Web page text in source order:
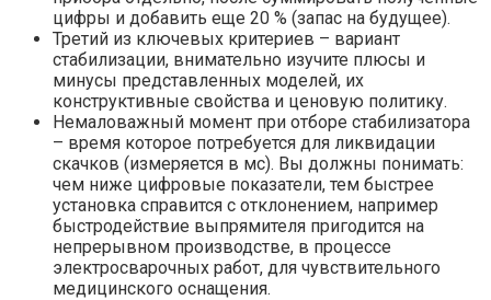
цифры и добавить еще 20 % (запас на будущее).
Третий из ключевых критериев – вариант
стабилизации, внимательно изучите плюсы и
минусы представленных моделей, их
конструктивные свойства и ценовую политику.
Немаловажный момент при отборе стабилизатора
– время которое потребуется для ликвидации
скачков (измеряется в мс). Вы должны понимать:
чем ниже цифровые показатели, тем быстрее
установка справится с отклонением, например
быстродействие выпрямителя пригодится на
непрерывном производстве, в процессе
электросварочных работ, для чувствительного
медицинского оснащения.